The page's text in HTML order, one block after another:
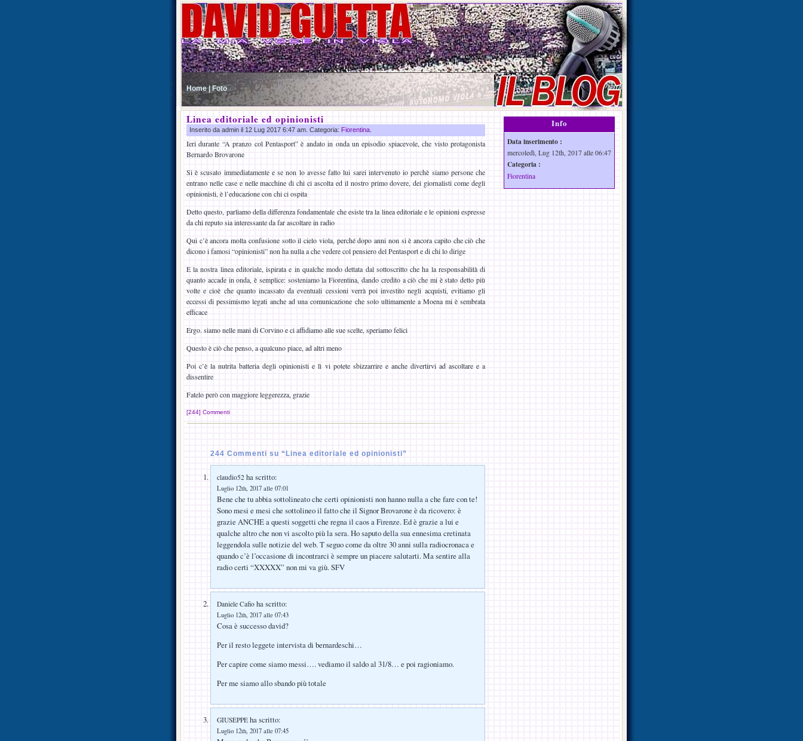
Home | Foto
Linea editoriale ed opinionisti
Inserito da admin il 12 Lug 2017 6:47 am. Categoria: Fiorentina
Ieri durante “A pranzo col Pentasport” è andato in onda un episodio spiacevole, che visto protagonista
Bernardo Brovarone
Si è scusato immediatamente e se non lo avesse fatto lui sarei intervenuto io perchè siamo persone che
entrano nelle case e nelle macchine di chi ci ascolta ed il nostro primo dovere, dei giornalisti come degli
opinionisti, è l’educazione con chi ci ospita
Detto questo, parliamo della differenza fondamentale che esiste tra la linea editoriale e le opinioni espresse
da chi reputo sia interessante da far ascoltare in radio
Qui c’è ancora molta confusione sotto il cielo viola, perché dopo anni non si è ancora capito che ciò che
dicono i famosi “opinionisti” non ha nulla a che vedere col pensiero del Pentasport e di chi lo dirige
E la nostra linea editoriale, ispirata e in qualche modo dettata dal sottoscritto che ha la responsabilità di
quanto accade in onda, è semplice: sosteniamo la Fiorentina, dando credito a ciò che mi è stato detto più
volte e cioè che quanto incassato da eventuali cessioni verrà poi investito negli acquisti, evitiamo gli
eccessi di pessimismo legati anche ad una comunicazione che solo ultimamente a Moena mi è sembrata
efficace
Ergo. siamo nelle mani di Corvino e ci affidiamo alle sue scelte, speriamo felici
Questo è ciò che penso, a qualcuno piace, ad altri meno
Poi c’è la nutrita batteria degli opinionisti e lì vi potete sbizzarrire e anche divertirvi ad ascoltare e a
dissentire
Fatelo però con maggiore leggerezza, grazie
[244] Commenti
244 Commenti su “Linea editoriale ed opinionisti”
claudio52 ha scritto:
Luglio 12th, 2017 alle 07:01
Bene che tu abbia sottolineato che certi opinionisti non hanno nulla a che fare con te!
Sono mesi e mesi che sottolineo il fatto che il Signor Brovarone è da ricovero: è
grazie ANCHE a questi soggetti che regna il caos a Firenze. Ed è grazie a lui e
qualche altro che non vi ascolto più la sera. Ho saputo della sua ennesima cretinata
leggendola sulle notizie del web. T seguo come da oltre 30 anni sulla radiocronaca e
quando c’è l’occasione di incontrarci è sempre un piacere salutarti. Ma sentire alla
radio certi “XXXXX” non mi va giù. SFV
Daniele Cafio ha scritto:
Luglio 12th, 2017 alle 07:43
Cosa è successo david?
Per il resto leggete intervista di bernardeschi…
Per capire come siamo messi…. vediamo il saldo al 31/8… e poi ragioniamo.
Per me siamo allo sbando più totale
GIUSEPPE ha scritto:
Luglio 12th, 2017 alle 07:45
Info
Data inserimento :
mercoledì, Lug 12th, 2017 alle 06:47
Categoria :
Fiorentina